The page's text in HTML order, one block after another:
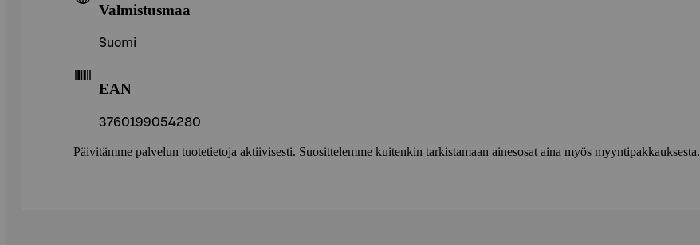
Valmistusmaa
Suomi
EAN
3760199054280
Päivitämme palvelun tuotetietoja aktiivisesti. Suosittelemme kuitenkin tarkistamaan ainesosat aina myös myyntipakkauksesta.